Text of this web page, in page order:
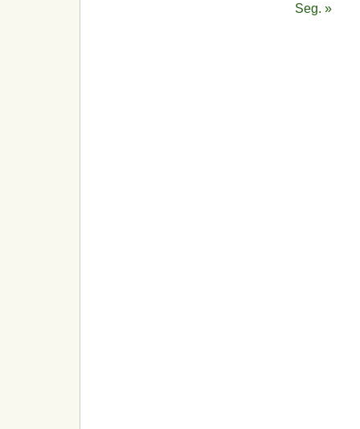
Seg. »